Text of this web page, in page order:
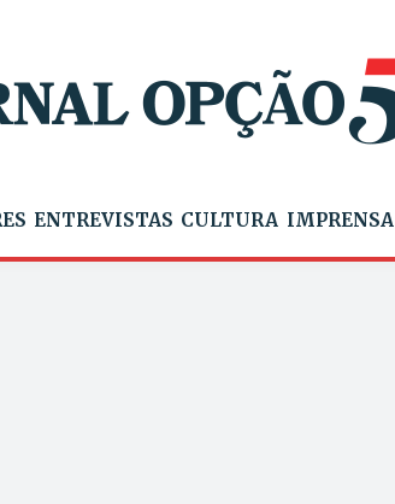
ENTREVISTAS CULTURA IMPRENSA